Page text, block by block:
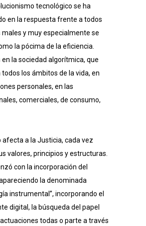
tecnológico se ha
en la respuesta frente a todos
y muy especialmente se
la pócima de la eficiencia.
en la sociedad algorítmica, que
todos los ámbitos de la vida, en
personales, en las
comerciales, de consumo,
afecta a la Justicia, cada vez
valores, principios y estructuras.
con la incorporación del
la denominada
instrumental”, incorporando el
digital, la búsqueda del papel
todas o parte a través